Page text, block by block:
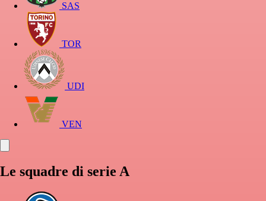
SAS
TOR
UDI
VEN
Le squadre di serie A